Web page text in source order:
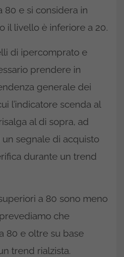
80 e si considera in
il livello è inferiore a 20.
di ipercomprato e
prendere in
generale dei
l’indicatore scenda al
al di sopra, ad
segnale di acquisto
durante un trend
a 80 sono meno
che
80 e oltre su base
trend rialzista.